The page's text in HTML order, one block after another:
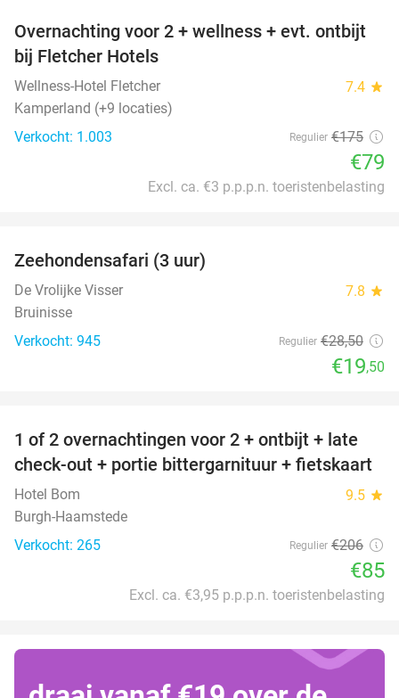
55%
Overnachting voor 2 + wellness + evt. ontbijt
bij Fletcher Hotels
Wellness-Hotel Fletcher 7.4 star
Kamperland (+9 locaties)
Verkocht: 1.003
Regulier €175
€79
Excl. ca. €3 p.p.p.n. toeristenbelasting
Zeehondensafari (3 uur)
De Vrolijke Visser 7.8 star
Bruinisse
Verkocht: 945
Regulier €28,50
€19,50
59%
1 of 2 overnachtingen voor 2 + ontbijt + late
check-out + portie bittergarnituur + fietskaart
Hotel Bom 9.5 star
Burgh-Haamstede
Verkocht: 265
Regulier €206
€85
Excl. ca. €3,95 p.p.p.n. toeristenbelasting